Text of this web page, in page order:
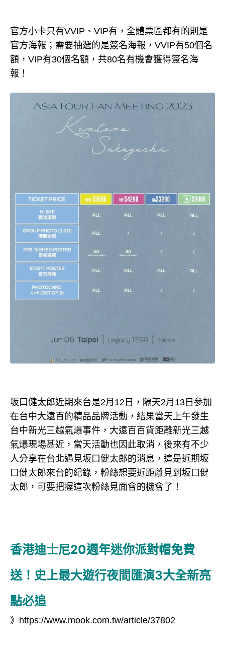
官方小卡只有VVIP、VIP有，全體票區都有的則是
官方海報；需要抽選的是簽名海報，VVIP有50個名
額，VIP有30個名額，共80名有機會獲得簽名海
報！
坂口健太郎近期來台是2月12日，隔天2月13日參加
在台中大遠百的精品品牌活動，結果當天上午發生
台中新光三越氣爆事件，大遠百百貨距離新光三越
氣爆現場甚近，當天活動也因此取消，後來有不少
人分享在台北遇見坂口健太郎的消息，這是近期坂
口健太郎來台的紀錄，粉絲想要近距離見到坂口健
太郎，可要把握這次粉絲見面會的機會了！
香港迪士尼20週年迷你派對帽免費
送！史上最大遊行夜間匯演3大全新亮
點必追
》 https://www.mook.com.tw/article/37802